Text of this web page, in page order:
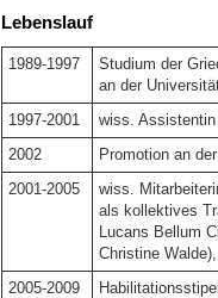
Lebenslauf
1989-1997
Studium der
an der
1997-2001
wiss.
2002
Promotion an
2001-2005
wiss.
als kollektives
Lucans Bellum
Christine
2005-2009